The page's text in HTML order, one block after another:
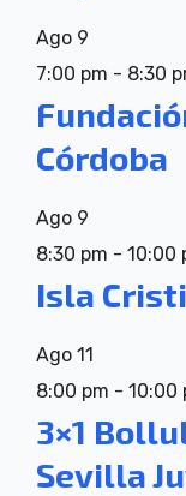
Ago 9
7:00 pm - 8:30
Córdoba
Ago 9
8:30 pm - 10:00
Isla
Ago 11
8:00 pm - 10:00
3×1
Sevilla